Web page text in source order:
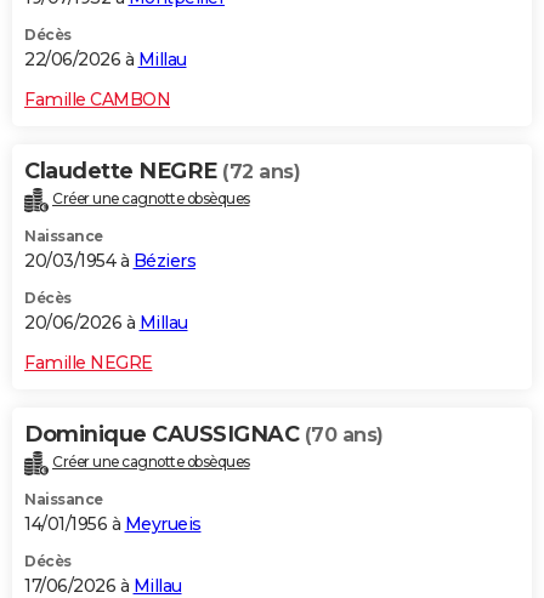
Décès
22/06/2026 à Millau
Famille CAMBON
Claudette NEGRE (72 ans)
Créer une cagnotte obsèques
Naissance
20/03/1954 à Béziers
Décès
20/06/2026 à Millau
Famille NEGRE
Dominique CAUSSIGNAC (70 ans)
Créer une cagnotte obsèques
Naissance
14/01/1956 à Meyrueis
Décès
17/06/2026 à Millau